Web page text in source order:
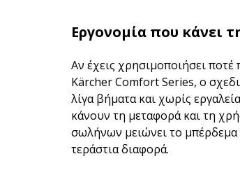
Εργονομία που κάνει
Αν έχεις χρησιμοποιήσει ποτέ
Kärcher Comfort Series, ο
λίγα βήματα και χωρίς
κάνουν τη μεταφορά και τη
σωλήνων μειώνει το μπέρδεμα
τεράστια διαφορά.